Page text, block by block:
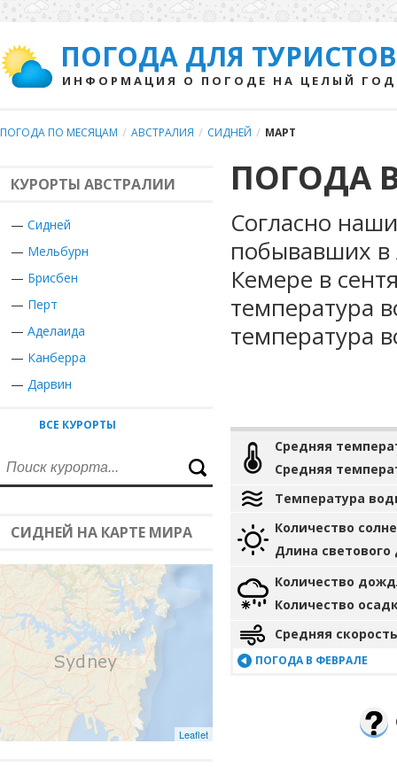
ПОГОДА ДЛЯ ТУРИСТОВ
ИНФОРМАЦИЯ О ПОГОДЕ НА ЦЕЛЫЙ ГОД
ПОГОДА ПО МЕСЯЦАМ / АВСТРАЛИЯ / СИДНЕЙ / МАРТ
КУРОРТЫ АВСТРАЛИИ
— Сидней
— Мельбурн
— Брисбен
— Перт
— Аделаида
— Канберра
— Дарвин
ВСЕ КУРОРТЫ
СИДНЕЙ НА КАРТЕ МИРА
Leaflet
ПОГОДА
Согласно
побывавших в
Кемере в
температура
температура
Средняя
Средняя
Температура
Количество
Длина светового
Количество
Количество
Средняя
ПОГОДА В ФЕВРАЛЕ